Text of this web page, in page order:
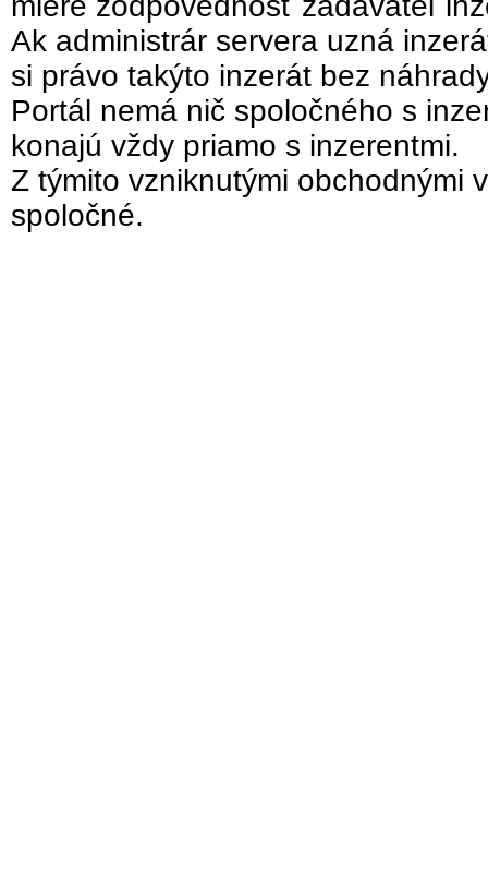
Ak administrár servera uzná
si právo takýto inzerát bez
Portál nemá nič spoločného s
konajú vždy priamo s inzerentmi.
Z týmito vzniknutými obchodnými
spoločné.